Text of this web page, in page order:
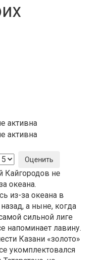
Кайгородов не
океана.
из-за океана в
а ныне, когда
сильной лиге
напоминает лавину.
Казани «золото»
укомплектовался